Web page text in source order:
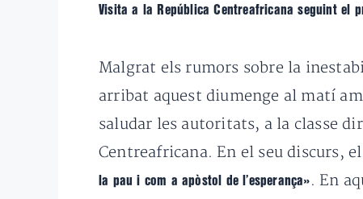
Visita a la República Centreafricana seguint el
Malgrat els rumors sobre la
arribat aquest diumenge al matí
saludar les autoritats, a la classe
Centreafricana. En el seu discurs,
la pau i com a apòstol de l’esperança» . En